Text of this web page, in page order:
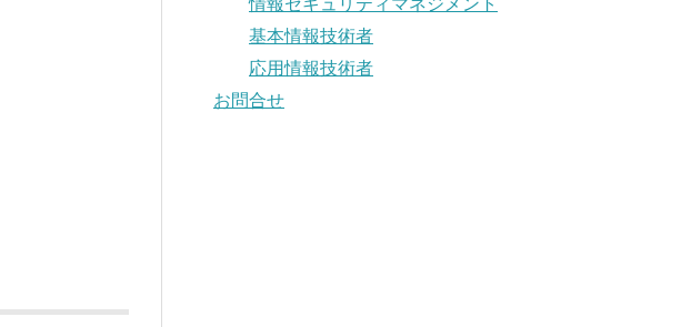
情報セキュリティマネジメント
基本情報技術者
応用情報技術者
お問合せ